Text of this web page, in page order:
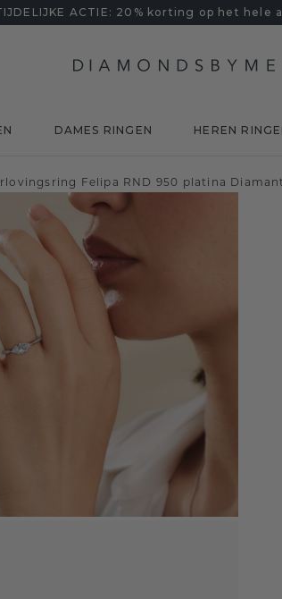
ACTIE: 20% korting op het hele
DAMES RINGEN HEREN
Felipa RND 950 platina